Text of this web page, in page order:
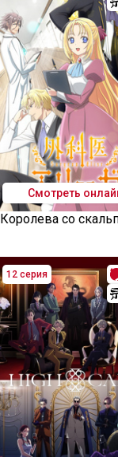
Смотреть
Королева со
12 серия